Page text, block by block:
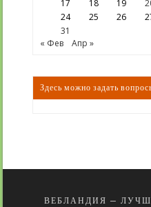
17
18 19
24
25 26
31
« Фев
Апр »
Здесь можно задать
ВЕБЛАНДИЯ —